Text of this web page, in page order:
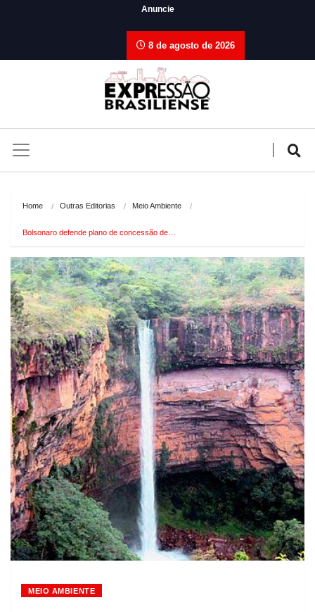
Anuncie
8 de agosto de 2026
Home Outras Editorias Meio Ambiente
Bolsonaro defende plano de concessão de…
MEIO AMBIENTE